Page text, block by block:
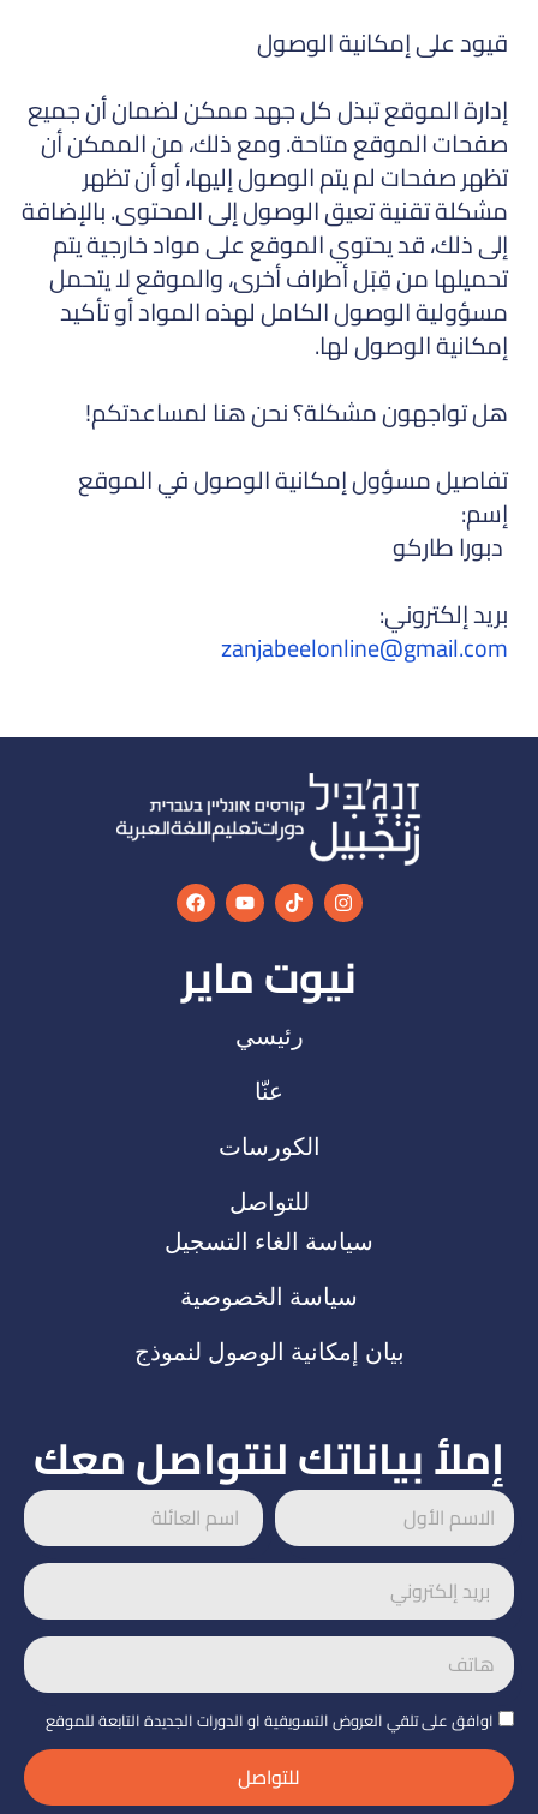
قيود على إمكانية الوصول
إدارة الموقع تبذل كل جهد ممكن لضمان أن جميع
صفحات الموقع متاحة. ومع ذلك، من الممكن أن
تظهر صفحات لم يتم الوصول إليها، أو أن تظهر
مشكلة تقنية تعيق الوصول إلى المحتوى. بالإضافة
إلى ذلك، قد يحتوي الموقع على مواد خارجية يتم
تحميلها من قِبَل أطراف أخرى، والموقع لا يتحمل
مسؤولية الوصول الكامل لهذه المواد أو تأكيد
إمكانية الوصول لها.
هل تواجهون مشكلة؟ نحن هنا لمساعدتكم!
تفاصيل مسؤول إمكانية الوصول في الموقع
إسم:
دبورا طاركو
بريد إلكتروني:
zanjabeelonline@gmail.com
نيوت ماير
رئيسي
عنّا
الكورسات
للتواصل
سياسة الغاء التسجيل
سياسة الخصوصية
بيان إمكانية الوصول لنموذج
إملأ بياناتك لنتواصل معك
اوافق على تلقي العروض التسويقية او الدورات الجديدة التابعة للموقع
للتواصل